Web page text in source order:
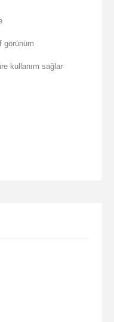
görünüm
kullanım sağlar